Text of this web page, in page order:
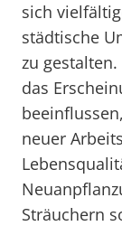
sich
städtische
zu
das
neuer
Sträuchern